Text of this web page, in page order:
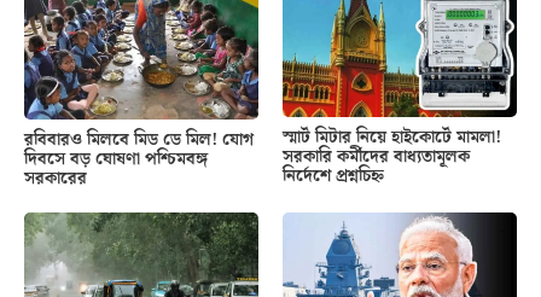
রবিবারও মিলবে মিড ডে মিল! যোগ
দিবসে বড় ঘোষণা পশ্চিমবঙ্গ
সরকারের
স্মার্ট মিটার নিয়ে হাইকোর্টে মামলা!
সরকারি কর্মীদের বাধ্যতামূলক
নির্দেশে প্রশ্নচিহ্ন